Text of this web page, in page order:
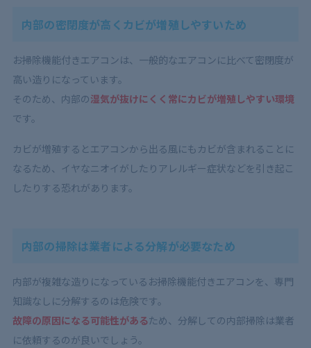
内部の密閉度が高くカビが増殖しやすいため
お掃除機能付きエアコンは、一般的なエアコンに比べて密閉度が
高い造りになっています。
そのため、内部の湿気が抜けにくく常にカビが増殖しやすい環境
です。
カビが増殖するとエアコンから出る風にもカビが含まれることに
なるため、イヤなニオイがしたりアレルギー症状などを引き起こ
したりする恐れがあります。
内部の掃除は業者による分解が必要なため
内部が複雑な造りになっているお掃除機能付きエアコンを、専門
知識なしに分解するのは危険です。
故障の原因になる可能性があるため、分解しての内部掃除は業者
に依頼するのが良いでしょう。